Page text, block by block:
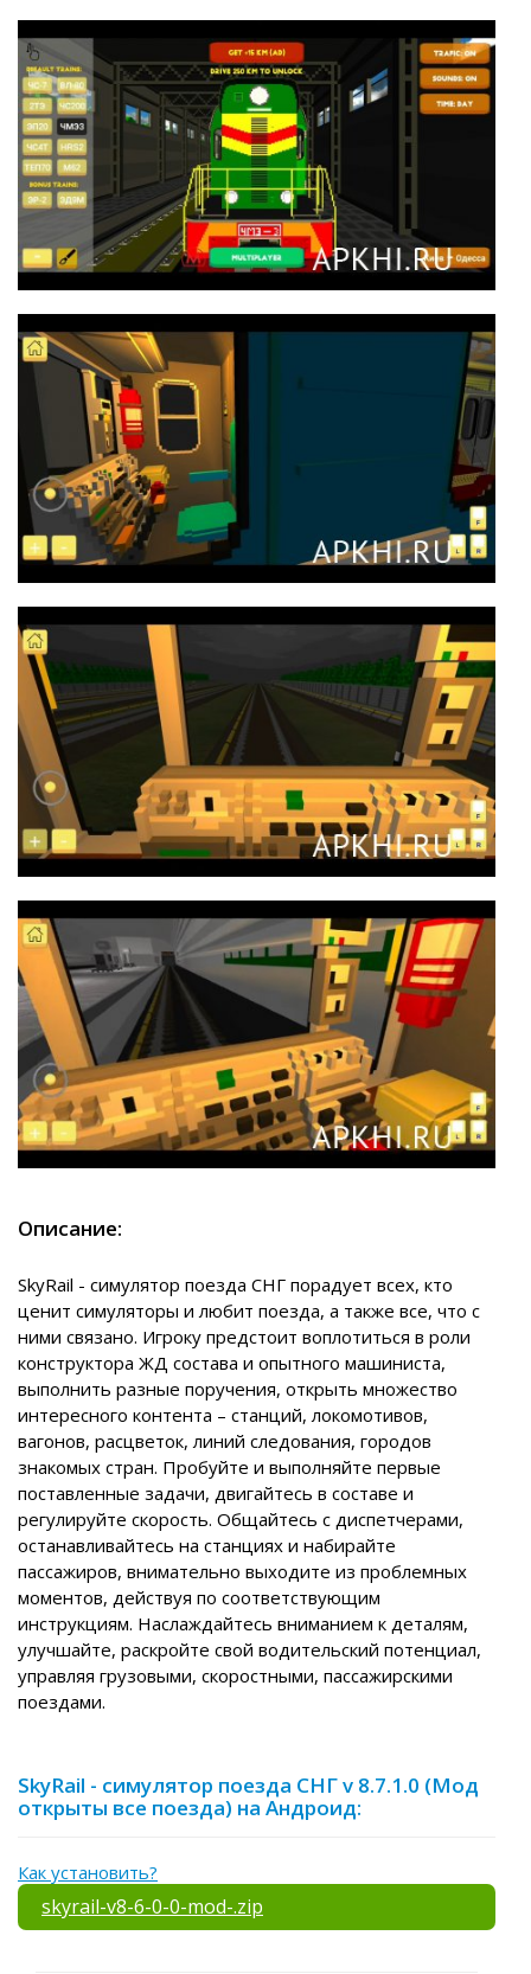
Описание:
SkyRail - симулятор поезда СНГ порадует всех, кто
ценит симуляторы и любит поезда, а также все, что с
ними связано. Игроку предстоит воплотиться в роли
конструктора ЖД состава и опытного машиниста,
выполнить разные поручения, открыть множество
интересного контента – станций, локомотивов,
вагонов, расцветок, линий следования, городов
знакомых стран. Пробуйте и выполняйте первые
поставленные задачи, двигайтесь в составе и
регулируйте скорость. Общайтесь с диспетчерами,
останавливайтесь на станциях и набирайте
пассажиров, внимательно выходите из проблемных
моментов, действуя по соответствующим
инструкциям. Наслаждайтесь вниманием к деталям,
улучшайте, раскройте свой водительский потенциал,
управляя грузовыми, скоростными, пассажирскими
поездами.
SkyRail - симулятор поезда СНГ v 8.7.1.0 (Мод
открыты все поезда) на Андроид:
Как установить?
skyrail-v8-6-0-0-mod-.zip